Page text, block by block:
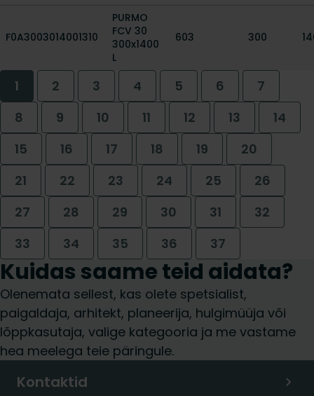
F0A3003014001310
PURMO
FCV 30
300x1400
L
603 300
1 2 3 4 5 6
7
8
9 10 11 12 13
14
15
16 17 18 19
20
21
22 23 24 25
26
27
28 29 30 31
32
33
34 35 36 37
Kuidas saame teid aidata?
Olenemata sellest, kas olete spetsialist,
paigaldaja, arhitekt, planeerija, hulgimüüja või
lõppkasutaja, valige kategooria ja me vastame
hea meelega teie päringule.
Kontaktid